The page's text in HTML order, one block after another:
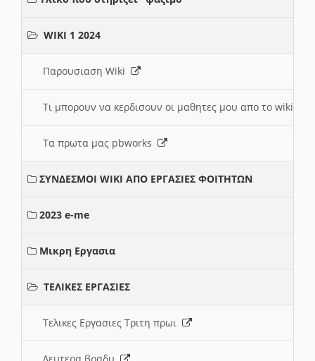
WIKI 1 2024
Παρουσιαση Wiki
Τι μπορουν να κερδισουν οι μαθητες μου απο το wiki
Τα πρωτα μας pbworks
ΣΥΝΔΕΣΜΟΙ WIKI ΑΠΟ ΕΡΓΑΣΙΕΣ ΦΟΙΤΗΤΩΝ
2023 e-me
Μικρη Εργασια
ΤΕΛΙΚΕΣ ΕΡΓΑΣΙΕΣ
Τελικες Εργασιες Τριτη πρωι